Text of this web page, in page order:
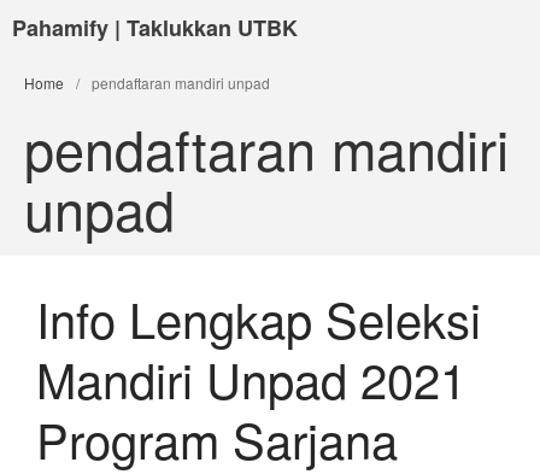
Pahamify | Taklukkan UTBK
Home / pendaftaran mandiri unpad
pendaftaran mandiri
unpad
Info Lengkap Seleksi
Mandiri Unpad 2021
Program Sarjana